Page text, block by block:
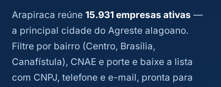
Arapiraca reúne 15.931 empresas ativas —
a principal cidade do Agreste alagoano.
Filtre por bairro (Centro, Brasília,
Canafístula), CNAE e porte e baixe a lista
com CNPJ, telefone e e-mail, pronta para